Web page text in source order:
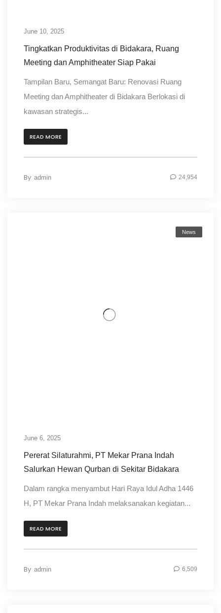
June 10, 2025
Tingkatkan Produktivitas di Bidakara, Ruang
Meeting dan Amphitheater Siap Pakai
Tampilan Baru, Semangat Baru: Renovasi Ruang
Meeting dan Amphitheater di Bidakara Berlokasi di
kawasan strategis...
READ MORE
By admin 24,954
News
June 6, 2025
Pererat Silaturahmi, PT Mekar Prana Indah
Salurkan Hewan Qurban di Sekitar Bidakara
Dalam rangka menyambut Hari Raya Idul Adha 1446
H, PT Mekar Prana Indah melaksanakan kegiatan...
READ MORE
By admin 6,509